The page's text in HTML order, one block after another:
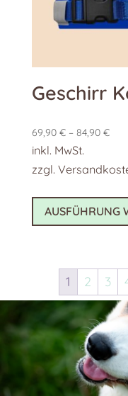
Geschirr
69,90 €– 84,90 €
inkl. MwSt.
zzgl.
AUSFÜHRUNG
1 2 3